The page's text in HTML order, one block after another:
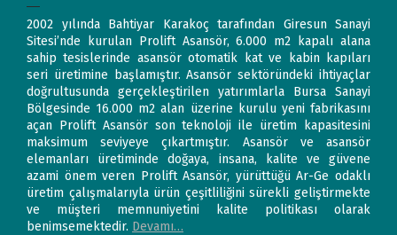
2002 yılında Bahtiyar Karakoç tarafından Giresun Sanayi
Sitesi’nde kurulan Prolift Asansör, 6.000 m2 kapalı alana
sahip tesislerinde asansör otomatik kat ve kabin kapıları
seri üretimine başlamıştır. Asansör sektöründeki ihtiyaçlar
doğrultusunda gerçekleştirilen yatırımlarla Bursa Sanayi
Bölgesinde 16.000 m2 alan üzerine kurulu yeni fabrikasını
açan Prolift Asansör son teknoloji ile üretim kapasitesini
maksimum seviyeye çıkartmıştır. Asansör ve asansör
elemanları üretiminde doğaya, insana, kalite ve güvene
azami önem veren Prolift Asansör, yürüttüğü Ar-Ge odaklı
üretim çalışmalarıyla ürün çeşitliliğini sürekli geliştirmekte
ve müşteri memnuniyetini kalite politikası olarak
benimsemektedir. Devamı…